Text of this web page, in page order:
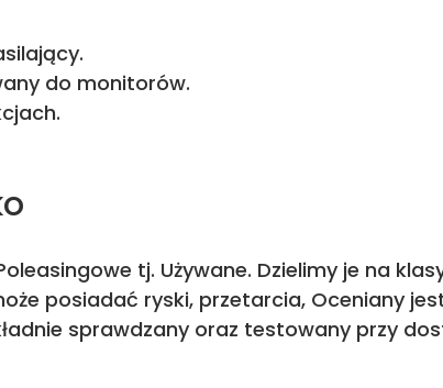
do monitorów.
tj. Używane. Dzielimy je na
posiadać ryski, przetarcia, Oceniany
sprawdzany oraz testowany przy